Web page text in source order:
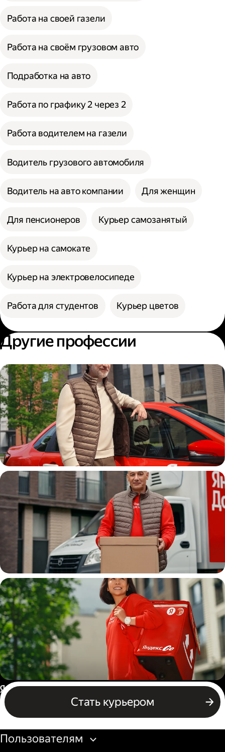
Работа на своей газели
Работа на своём грузовом авто
Подработка на авто
Работа по графику 2 через 2
Работа водителем на газели
Водитель грузового автомобиля
Водитель на авто компании Для женщин
Для пенсионеров Курьер самозанятый
Курьер на самокате
Курьер на электровелосипеде
Работа для студентов Курьер цветов
Другие профессии
Автокурьер
Водитель
грузовой машины
Пеший курьер
Стать курьером
Россия
Бизнесу
Пользователям